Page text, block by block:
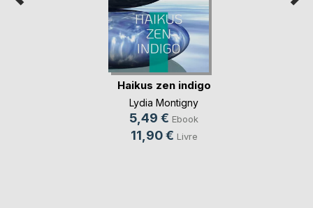
Haikus zen indigo
Lydia Montigny
5,49 € Ebook
11,90 € Livre